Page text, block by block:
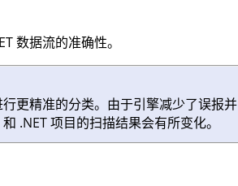
数据流的准确性。
更精准的分类。由于引擎减少了误报并
.NET 项目的扫描结果会有所变化。